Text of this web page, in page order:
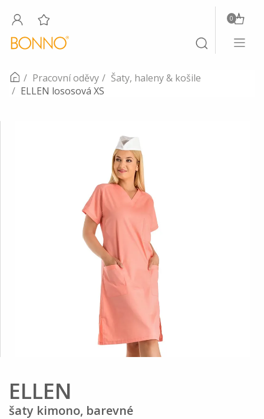
Toggle
search
0
Toggle
Pracovní oděvy
Šaty, haleny & košile
ELLEN lososová XS
ELLEN
šaty kimono, barevné